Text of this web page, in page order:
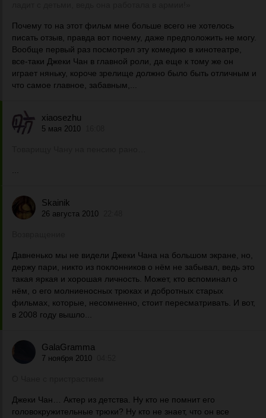
Почему то на этот фильм мне больше всего не хотелось
писать отзыв, правда вот почему, даже предположить не могу.
Вообще первый раз посмотрел эту комедию в кинотеатре,
все-таки Джеки Чан в главной роли, да еще к тому же он
играет няньку, короче зрелище должно было быть отличным и
что самое главное, забавным,...
xiaosezhu
5 мая 2010
Skainik
26 августа 2010
Давненько мы не видели Джеки Чана на большом экране, но,
держу пари, никто из поклонников о нём не забывал, ведь это
такая яркая и хорошая личность. Может, кто вспоминал о
нём, о его молниеносных трюках и добротных старых
фильмах, которые, несомненно, стоит пересматривать. И вот,
в 2008 году вышло...
GalaGramma
7 ноября 2010
Джеки Чан… Актер из детства. Ну кто не помнит его
головокружительные трюки? Ну кто не знает, что он все